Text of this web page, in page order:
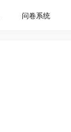
问卷系统